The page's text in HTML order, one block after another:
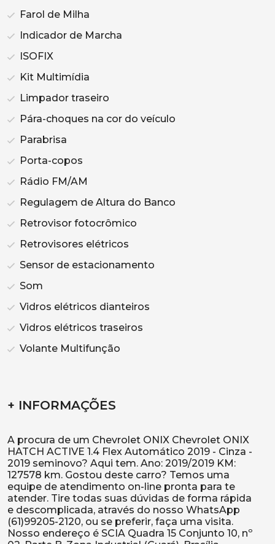
Farol de Milha
Indicador de Marcha
ISOFIX
Kit Multimídia
Limpador traseiro
Pára-choques na cor do veículo
Parabrisa
Porta-copos
Rádio FM/AM
Regulagem de Altura do Banco
Retrovisor fotocrômico
Retrovisores elétricos
Sensor de estacionamento
Som
Vidros elétricos dianteiros
Vidros elétricos traseiros
Volante Multifunção
+ INFORMAÇÕES
A procura de um Chevrolet ONIX Chevrolet ONIX
HATCH ACTIVE 1.4 Flex Automático 2019 - Cinza -
2019 seminovo? Aqui tem. Ano: 2019/2019 KM:
127578 km. Gostou deste carro? Temos uma
equipe de atendimento on-line pronta para te
atender. Tire todas suas dúvidas de forma rápida
e descomplicada, através do nosso WhatsApp
(61)99205-2120, ou se preferir, faça uma visita.
Nosso endereço é SCIA Quadra 15 Conjunto 10, nº